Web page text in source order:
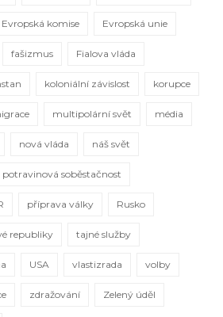
Evropská komise Evropská unie
fašizmus Fialova vláda
koloniální závislost korupce
multipolární svět média
nová vláda náš svět
potravinová soběstačnost
příprava války Rusko
republiky tajné služby
USA vlastizrada volby
zdražování Zelený úděl